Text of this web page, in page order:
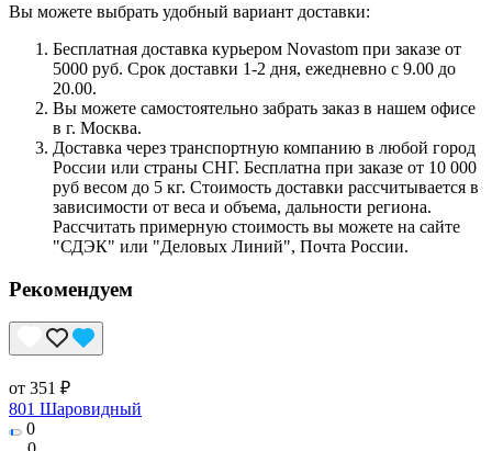
Вы можете выбрать удобный вариант доставки:
Бесплатная доставка курьером Novastom при заказе от
5000 руб. Срок доставки 1-2 дня, ежедневно с 9.00 до
20.00.
Вы можете самостоятельно забрать заказ в нашем офисе
в г. Москва.
Доставка через транспортную компанию в любой город
России или страны СНГ. Бесплатна при заказе от 10 000
руб весом до 5 кг. Стоимость доставки рассчитывается в
зависимости от веса и объема, дальности региона.
Рассчитать примерную стоимость вы можете на сайте
"СДЭК" или "Деловых Линий", Почта России.
Рекомендуем
от 351 ₽
801 Шаровидный
0